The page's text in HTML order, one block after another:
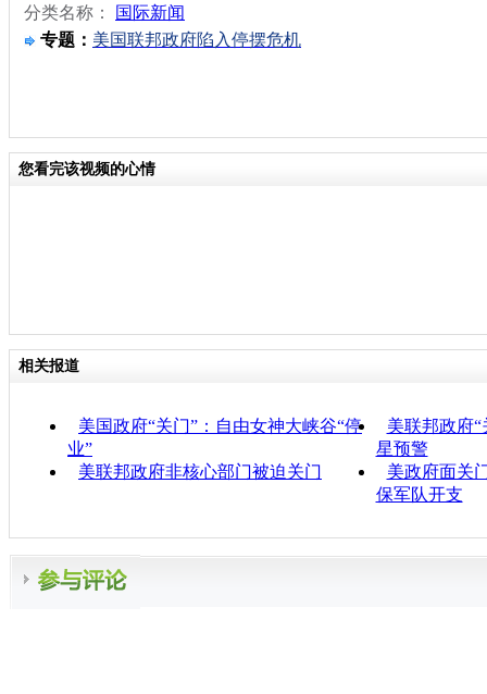
分类名称：
国际新闻
专题： 美国联邦政府陷入停摆危机
您看完该视频的心情
相关报道
美国政府“关门”：自由女神大峡谷“停
业”
美联邦政府
星预警
美联邦政府非核心部门被迫关门
美政府面关
保军队开支